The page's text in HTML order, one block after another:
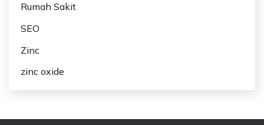
Rumah Sakit
SEO
Zinc
zinc oxide